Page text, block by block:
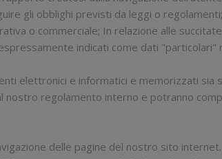
gli obblighi previsti da leggi o
o commerciale; In relazione alle
indicati come dati "particolari"
elettronici e informatici e memorizzati
regolamento interno e potranno
delle pagine del nostro sito